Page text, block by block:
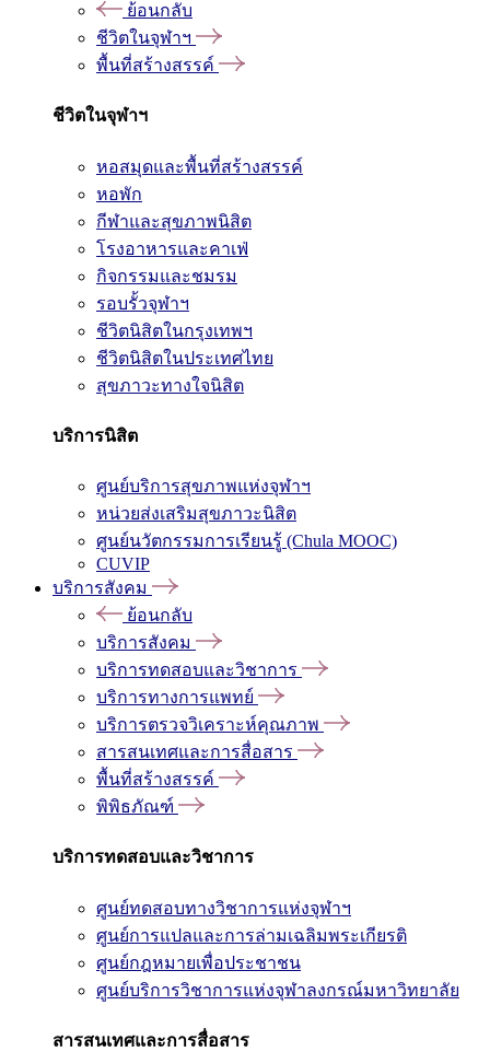
ย้อนกลับ
ชีวิตในจุฬาฯ
พื้นที่สร้างสรรค์
ชีวิตในจุฬาฯ
หอสมุดและพื้นที่สร้างสรรค์
หอพัก
กีฬาและสุขภาพนิสิต
โรงอาหารและคาเฟ่
กิจกรรมและชมรม
รอบรั้วจุฬาฯ
ชีวิตนิสิตในกรุงเทพฯ
ชีวิตนิสิตในประเทศไทย
สุขภาวะทางใจนิสิต
บริการนิสิต
ศูนย์บริการสุขภาพแห่งจุฬาฯ
หน่วยส่งเสริมสุขภาวะนิสิต
ศูนย์นวัตกรรมการเรียนรู้ (Chula MOOC)
CUVIP
บริการสังคม
ย้อนกลับ
บริการสังคม
บริการทดสอบและวิชาการ
บริการทางการแพทย์
บริการตรวจวิเคราะห์คุณภาพ
สารสนเทศและการสื่อสาร
พื้นที่สร้างสรรค์
พิพิธภัณฑ์
บริการทดสอบและวิชาการ
ศูนย์ทดสอบทางวิชาการแห่งจุฬาฯ
ศูนย์การแปลและการล่ามเฉลิมพระเกียรติ
ศูนย์กฎหมายเพื่อประชาชน
ศูนย์บริการวิชาการแห่งจุฬาลงกรณ์มหาวิทยาลัย
สารสนเทศและการสื่อสาร